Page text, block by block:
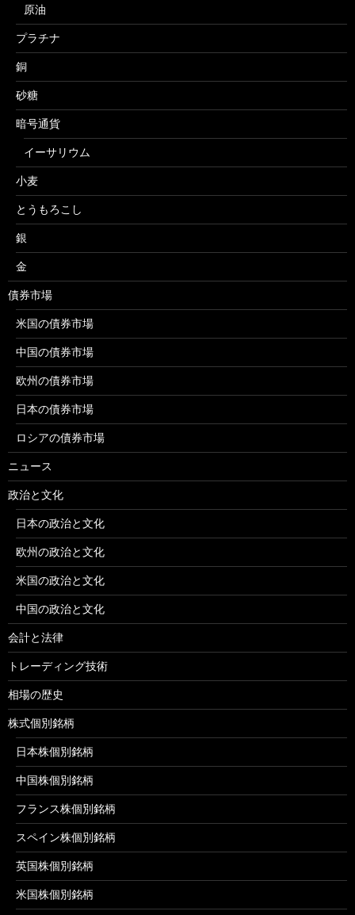
原油
プラチナ
銅
砂糖
暗号通貨
イーサリウム
小麦
とうもろこし
銀
金
債券市場
米国の債券市場
中国の債券市場
欧州の債券市場
日本の債券市場
ロシアの債券市場
ニュース
政治と文化
日本の政治と文化
欧州の政治と文化
米国の政治と文化
中国の政治と文化
会計と法律
トレーディング技術
相場の歴史
株式個別銘柄
日本株個別銘柄
中国株個別銘柄
フランス株個別銘柄
スペイン株個別銘柄
英国株個別銘柄
米国株個別銘柄